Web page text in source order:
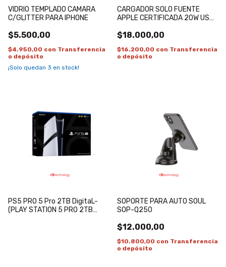
VIDRIO TEMPLADO CAMARA
C/GLITTER PARA IPHONE
$5.500,00
$4.950,00 con Transferencia
o depósito
¡Solo quedan 3 en stock!
CARGADOR SOLO FUENTE
APPLE CERTIFICADA 20W USB-
$18.000,00
$16.200,00 con Transferencia
o depósito
PS5 PRO 5 Pro 2TB DigitaL-
(PLAY STATION 5 PRO 2TB
SOPORTE PARA AUTO SOUL
SOP-Q250
$12.000,00
$10.800,00 con Transferencia
o depósito